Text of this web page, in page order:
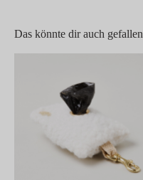
Das könnte dir auch gefallen